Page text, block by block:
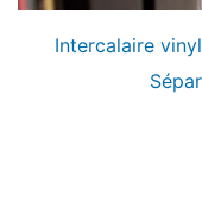
Intercalaire